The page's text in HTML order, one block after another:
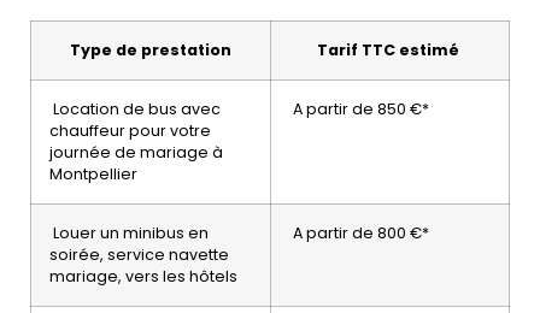
Type de prestation Tarif TTC estimé
Location de bus avec
chauffeur pour votre
journée de mariage à
Montpellier
A partir de 850 €*
Louer un minibus en
soirée, service navette
mariage, vers les hôtels
A partir de 800 €*